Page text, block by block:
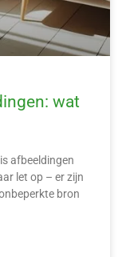
wat
afbeeldingen
let op – er zijn
bron